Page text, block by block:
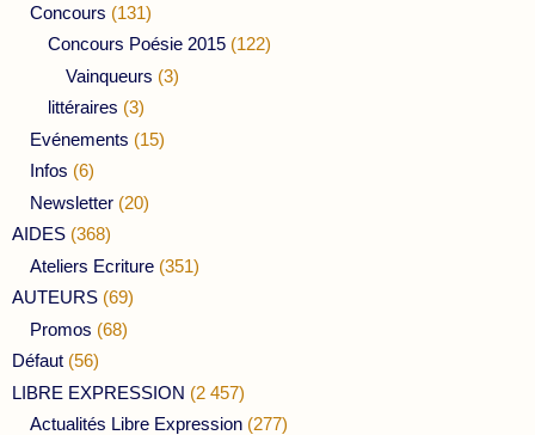
Concours (131)
Concours Poésie 2015 (122)
Vainqueurs (3)
littéraires (3)
Evénements (15)
Infos (6)
Newsletter (20)
AIDES (368)
Ateliers Ecriture (351)
AUTEURS (69)
Promos (68)
Défaut (56)
LIBRE EXPRESSION (2 457)
Actualités Libre Expression (277)